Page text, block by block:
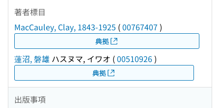
著者標目
MacCauley, Clay, 1843-1925 (00767407 )
典拠
蓮沼, 磐雄 ハスヌマ, イワオ (00510926)
典拠
出版事項